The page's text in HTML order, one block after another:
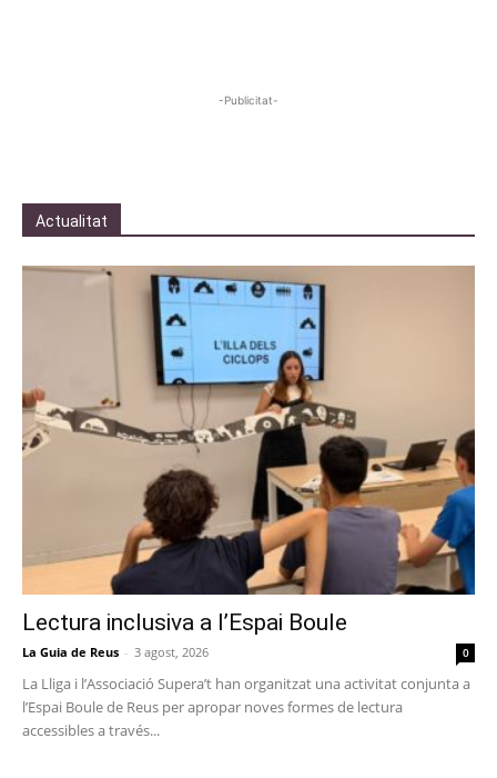
-Publicitat-
Actualitat
Lectura inclusiva a l’Espai Boule
La Guia de Reus - 3 agost, 2026 0
La Lliga i l’Associació Supera’t han organitzat una activitat conjunta a
l’Espai Boule de Reus per apropar noves formes de lectura
accessibles a través...